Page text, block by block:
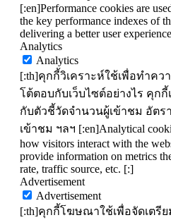
[:en]Performance cookies are
the key performance indexes of
delivering a better user
Analytics
Analytics
[:th]คุกกี้วิเคราะห์ใช้เพื่อทำคว
โต้ตอบกับเว็บไซต์อย่างไร คุก
กับตัวชี้วัดจำนวนผู้เข้าชม อัต
เข้าชม ฯลฯ [:en]Analytical
how visitors interact with the
provide information on metrics
rate, traffic source, etc. [:]
Advertisement
Advertisement
[:th]คุกกี้โฆษณาใช้เพื่อจัดเต